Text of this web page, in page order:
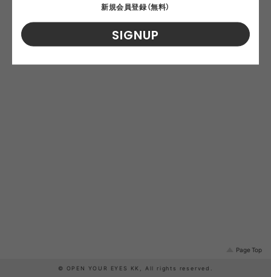
Page Top
© OPEN YOUR EYES KK, All rights reserved.
新規会員登録（無料）
SIGNUP